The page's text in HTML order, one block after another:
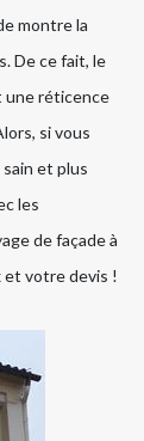
montre la
De ce fait, le
une réticence
si vous
et plus
les
de façade à
et votre devis !